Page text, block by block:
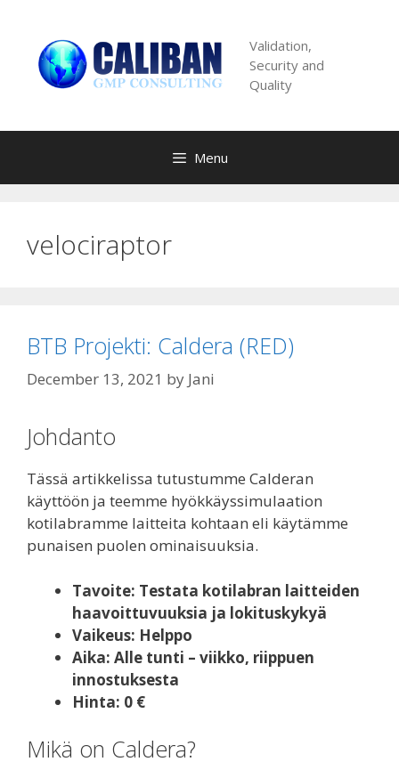
content
Validation,
Security and
Quality
Menu
velociraptor
BTB Projekti: Caldera (RED)
December 13, 2021 by Jani
Johdanto
Tässä artikkelissa tutustumme Calderan
käyttöön ja teemme hyökkäyssimulaation
kotilabramme laitteita kohtaan eli käytämme
punaisen puolen ominaisuuksia.
Tavoite: Testata kotilabran laitteiden
haavoittuvuuksia ja lokituskykyä
Vaikeus: Helppo
Aika: Alle tunti – viikko, riippuen
innostuksesta
Hinta: 0 €
Mikä on Caldera?